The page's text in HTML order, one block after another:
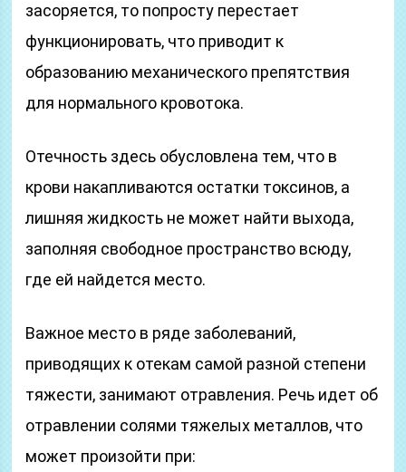
засоряется, то попросту перестает
функционировать, что приводит к
образованию механического препятствия
для нормального кровотока.
Отечность здесь обусловлена тем, что в
крови накапливаются остатки токсинов, а
лишняя жидкость не может найти выхода,
заполняя свободное пространство всюду,
где ей найдется место.
Важное место в ряде заболеваний,
приводящих к отекам самой разной степени
тяжести, занимают отравления. Речь идет об
отравлении солями тяжелых металлов, что
может произойти при: